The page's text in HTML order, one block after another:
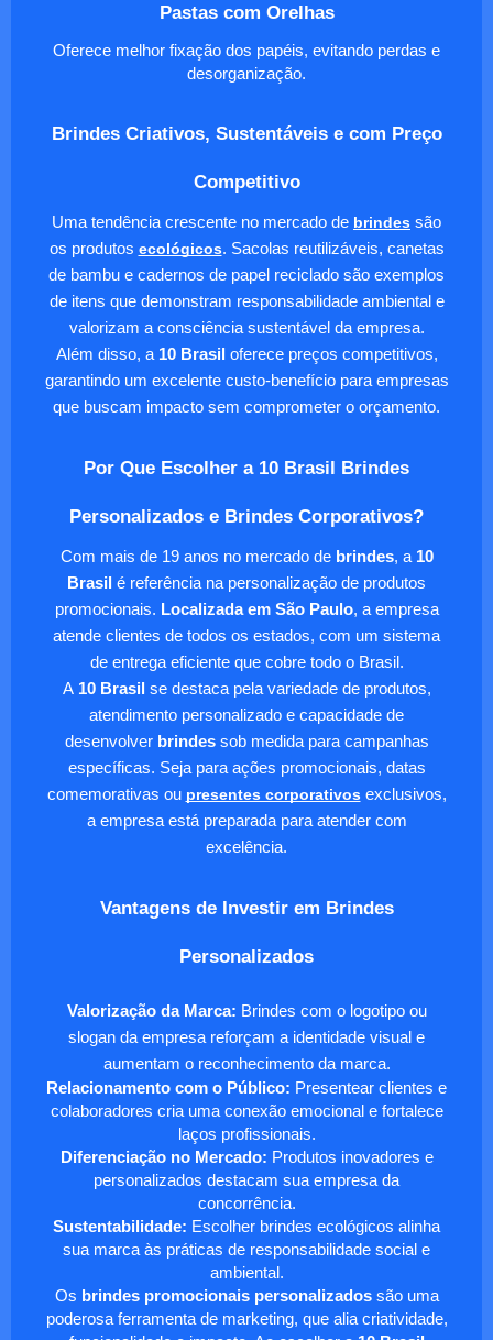
Pastas com Orelhas
Oferece melhor fixação dos papéis, evitando perdas e
desorganização.
Brindes Criativos, Sustentáveis e com Preço
Competitivo
Uma tendência crescente no mercado de brindes são
os produtos ecológicos. Sacolas reutilizáveis, canetas
de bambu e cadernos de papel reciclado são exemplos
de itens que demonstram responsabilidade ambiental e
valorizam a consciência sustentável da empresa.
Além disso, a 10 Brasiloferece preços competitivos,
garantindo um excelente custo-benefício para empresas
que buscam impacto sem comprometer o orçamento.
Por Que Escolher a 10 Brasil Brindes
Personalizados e Brindes Corporativos?
Com mais de 19 anos no mercado de brindes, a 10
Brasil é referência na personalização de produtos
promocionais. Localizada em São Paulo, a empresa
atende clientes de todos os estados, com um sistema
de entrega eficiente que cobre todo o Brasil.
A10 Brasilse destaca pela variedade de produtos,
atendimento personalizado e capacidade de
desenvolver brindessob medida para campanhas
específicas. Seja para ações promocionais, datas
comemorativas ou presentes corporativosexclusivos,
a empresa está preparada para atender com
excelência.
Vantagens de Investir em Brindes
Personalizados
Valorização da Marca: Brindes com o logotipo ou
slogan da empresa reforçam a identidade visual e
aumentam o reconhecimento da marca.
Relacionamento com o Público: Presentear clientes e
colaboradores cria uma conexão emocional e fortalece
laços profissionais.
Diferenciação no Mercado: Produtos inovadores e
personalizados destacam sua empresa da
concorrência.
Sustentabilidade: Escolher brindes ecológicos alinha
sua marca às práticas de responsabilidade social e
ambiental.
Os brindes promocionais personalizadossão uma
poderosa ferramenta de marketing, que alia criatividade,